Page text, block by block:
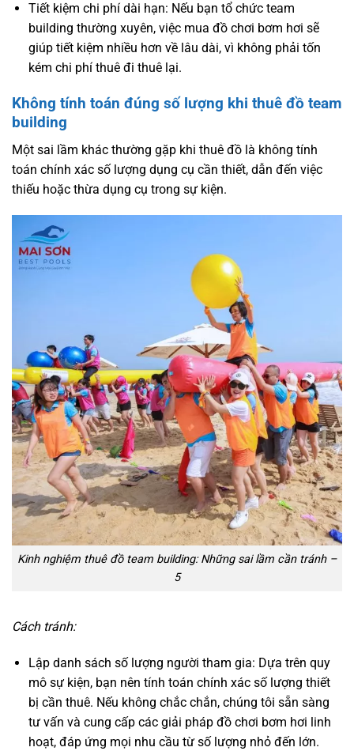
Tiết kiệm chi phí dài hạn: Nếu bạn tổ chức team
building thường xuyên, việc mua đồ chơi bơm hơi sẽ
giúp tiết kiệm nhiều hơn về lâu dài, vì không phải tốn
kém chi phí thuê đi thuê lại.
Không tính toán đúng số lượng khi thuê đồ team
building
Một sai lầm khác thường gặp khi thuê đồ là không tính
toán chính xác số lượng dụng cụ cần thiết, dẫn đến việc
thiếu hoặc thừa dụng cụ trong sự kiện.
Kinh nghiệm thuê đồ team building: Những sai lầm cần tránh –
5
Cách tránh:
Lập danh sách số lượng người tham gia: Dựa trên quy
mô sự kiện, bạn nên tính toán chính xác số lượng thiết
bị cần thuê. Nếu không chắc chắn, chúng tôi sẵn sàng
tư vấn và cung cấp các giải pháp đồ chơi bơm hơi linh
hoạt, đáp ứng mọi nhu cầu từ số lượng nhỏ đến lớn.